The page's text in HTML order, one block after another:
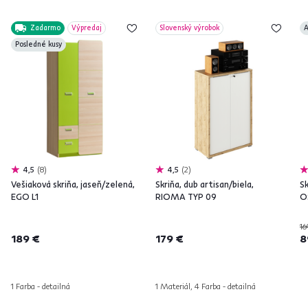
Zadarmo
Výpredaj
Posledné kusy
4,5 8
Vešiaková skriňa, jaseň/zelená,
EGO L1
189 €
1 Farba - detailná
Slovenský výrobok
4,5 2
Skriňa, dub artisan/biela,
RIOMA TYP 09
179 €
1 Materiál, 4 Farba - detailná